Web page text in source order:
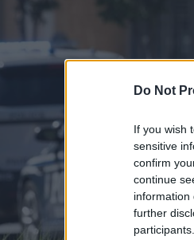
Do Not
If you wish
sensitive
confirm
continue
information
further